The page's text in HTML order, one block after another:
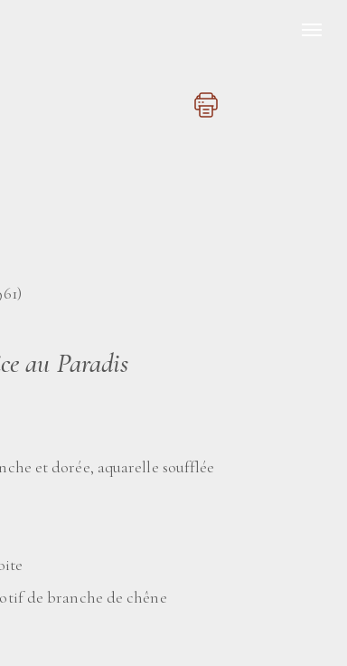
au Paradis
et dorée, aquarelle soufflée
de branche de chêne